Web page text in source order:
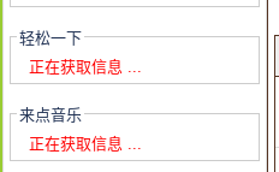
轻松一下
正在获取信息 ...
来点音乐
正在获取信息 ...